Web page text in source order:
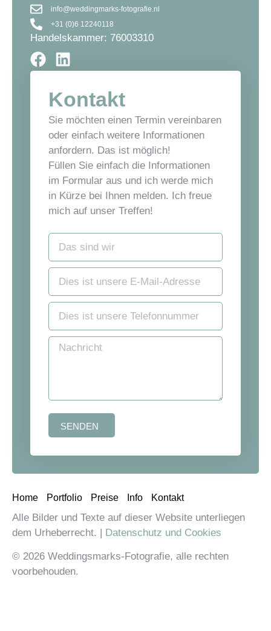
info@weddingmarks-fotografie.nl
+31 (0)6 12240118
Handelskammer: 76003310
Kontakt
Sie möchten einen Termin vereinbaren
oder einfach weitere Informationen
anfordern. Das ist möglich!
Füllen Sie einfach die Informationen
im Formular aus und ich werde mich
in Kürze bei Ihnen melden. Ich freue
mich auf unser Treffen!
SENDEN
Home Portfolio Preise Info Kontakt
Alle Bilder und Texte auf dieser Website unterliegen
dem Urheberrecht. | Datenschutz und Cookies
© 2026 Weddingsmarks-Fotografie, alle rechten
voorbehouden.